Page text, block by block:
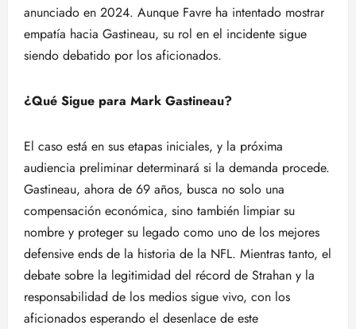
anunciado en 2024. Aunque Favre ha intentado mostrar
empatía hacia Gastineau, su rol en el incidente sigue
siendo debatido por los aficionados.
¿Qué Sigue para Mark Gastineau?
El caso está en sus etapas iniciales, y la próxima
audiencia preliminar determinará si la demanda procede.
Gastineau, ahora de 69 años, busca no solo una
compensación económica, sino también limpiar su
nombre y proteger su legado como uno de los mejores
defensive ends de la historia de la NFL. Mientras tanto, el
debate sobre la legitimidad del récord de Strahan y la
responsabilidad de los medios sigue vivo, con los
aficionados esperando el desenlace de este